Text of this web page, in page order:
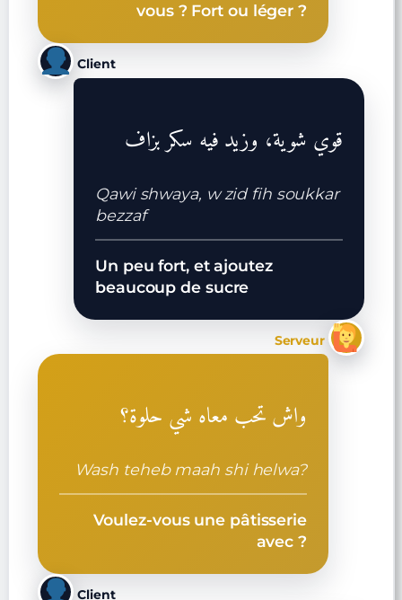
vous ? Fort ou léger ?
Client
قوي شوية، وزيد فيه سكر بزاف
Qawi shwaya, w zid fih soukkar
bezzaf
Un peu fort, et ajoutez
beaucoup de sucre
Serveur
واش تحب معاه شي حلوة؟
Wash teheb maah shi helwa?
Voulez-vous une pâtisserie
avec ?
Client